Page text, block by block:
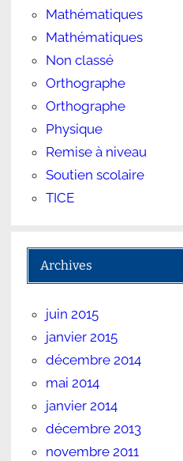
Mathématiques
Mathématiques
Non classé
Orthographe
Orthographe
Physique
Remise à niveau
Soutien scolaire
TICE
Archives
juin 2015
janvier 2015
décembre 2014
mai 2014
janvier 2014
décembre 2013
novembre 2011